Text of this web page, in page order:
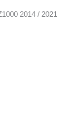
2014 / 2021